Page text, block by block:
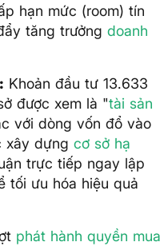
hạn mức (room) tín
tăng trưởng doanh
Khoản đầu tư 13.633
được xem là "tài sản
với dòng vốn đổ vào
xây dựng cơ sở hạ
trực tiếp ngay lập
tối ưu hóa hiệu quả
phát hành quyền mua